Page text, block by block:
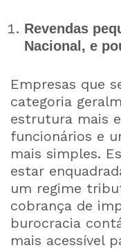
Revendas
Nacional, e
Empresas que
categoria
estrutura mais
funcionários e
mais simples.
estar
um regime
cobrança de
burocracia
mais acessível